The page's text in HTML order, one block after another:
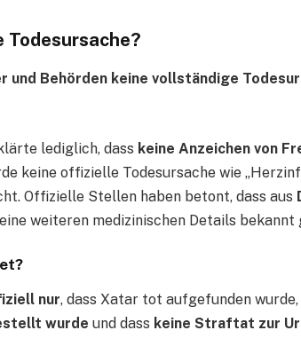
und Behörden keine vollständige
lediglich, dass keine Anzeichen von
keine offizielle Todesursache wie
Offizielle Stellen haben betont, dass aus
weiteren medizinischen Details bekannt
nur, dass Xatar tot aufgefunden wurde,
wurde und dass keine Straftat zur